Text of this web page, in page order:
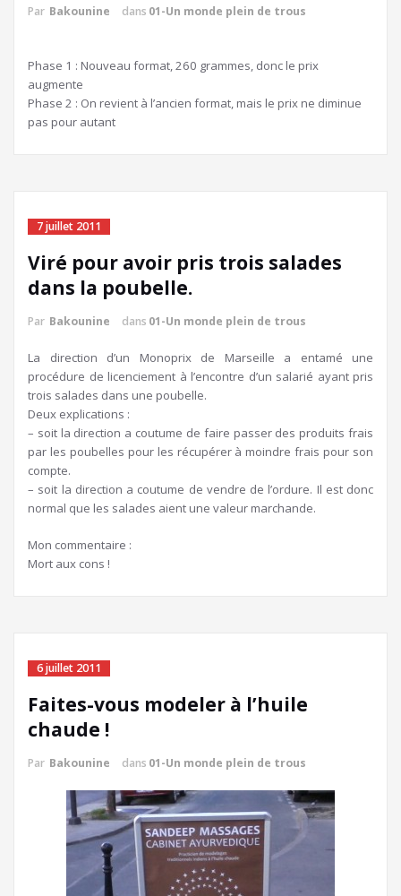
Par Bakounine dans 01-Un monde plein de trous
Phase 1 : Nouveau format, 260 grammes, donc le prix
augmente
Phase 2 : On revient à l’ancien format, mais le prix ne diminue
pas pour autant
7 juillet 2011
Viré pour avoir pris trois salades
dans la poubelle.
Par Bakounine dans 01-Un monde plein de trous
La direction d’un Monoprix de Marseille a entamé une
procédure de licenciement à l’encontre d’un salarié ayant pris
trois salades dans une poubelle.
Deux explications :
– soit la direction a coutume de faire passer des produits frais
par les poubelles pour les récupérer à moindre frais pour son
compte.
– soit la direction a coutume de vendre de l’ordure. Il est donc
normal que les salades aient une valeur marchande.
Mon commentaire :
Mort aux cons !
6 juillet 2011
Faites-vous modeler à l’huile
chaude !
Par Bakounine dans 01-Un monde plein de trous